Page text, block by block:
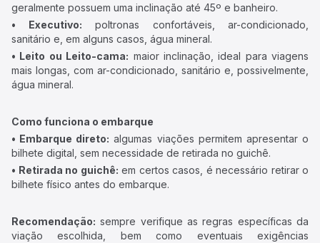
geralmente possuem uma inclinação até 45º e banheiro.
• Executivo: poltronas confortáveis, ar-condicionado,
sanitário e, em alguns casos, água mineral.
• Leito ou Leito-cama: maior inclinação, ideal para viagens
mais longas, com ar-condicionado, sanitário e, possivelmente,
água mineral.
Como funciona o embarque
• Embarque direto: algumas viações permitem apresentar o
bilhete digital, sem necessidade de retirada no guichê.
• Retirada no guichê: em certos casos, é necessário retirar o
bilhete físico antes do embarque.
Recomendação: sempre verifique as regras específicas da
viação escolhida, bem como eventuais exigências